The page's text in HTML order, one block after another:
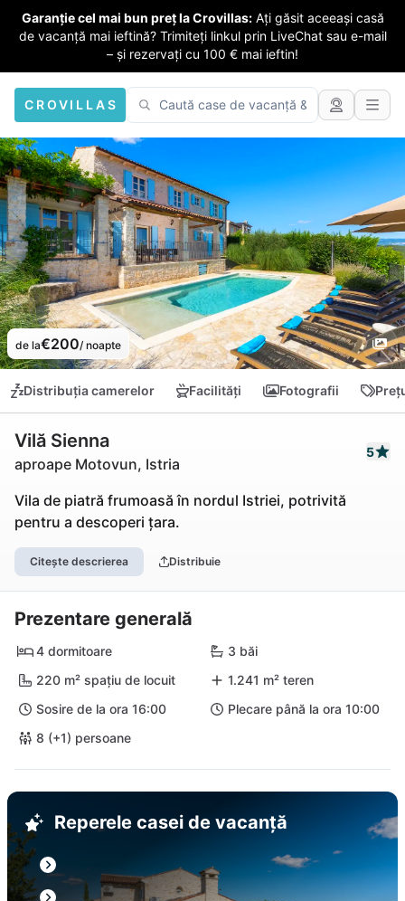
Garanție cel mai bun preț la Crovillas: Ați găsit aceeași casă
de vacanță mai ieftină? Trimiteți linkul prin LiveChat sau e-mail
– și rezervați cu 100 € mai ieftin!
CROVILLAS
de la€200/ noapte
Distribuția camerelor Facilități Fotografii
Vilă Sienna
aproape Motovun, Istria
5
Vila de piatră frumoasă în nordul Istriei, potrivită
pentru a descoperi țara.
Citește descrierea Distribuie
Prezentare generală
4 dormitoare
3 băi
220 m² spațiu de locuit
1.241 m² teren
Sosire de la ora 16:00
Plecare până la ora 10:00
8 (+1) persoane
Reperele casei de vacanță